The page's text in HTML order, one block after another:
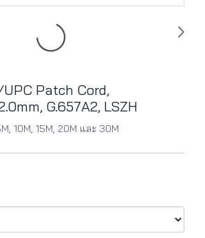
Patch Cord,
G.657A2, LSZH
10M, 15M, 20M และ 30M